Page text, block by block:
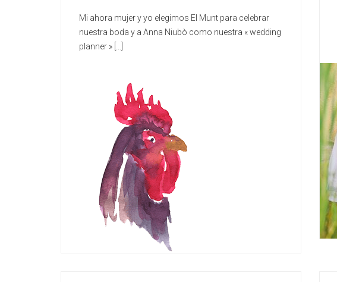
Mi ahora mujer y yo elegimos El Munt para celebrar
nuestra boda y a Anna Niubò como nuestra « wedding
planner » […]